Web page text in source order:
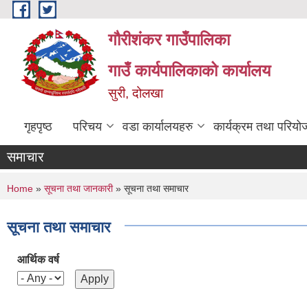
Skip to main content
गौरीशंकर गाउँपालिका
गाउँ कार्यपालिकाको कार्यालय
सुरी, दोलखा
गृहपृष्ठ परिचय वडा कार्यालयहरु कार्यक्रम तथा
समाचार
You are here
Home » सूचना तथा जानकारी» सूचना तथा समाचार
सूचना तथा समाचार
आर्थिक वर्ष